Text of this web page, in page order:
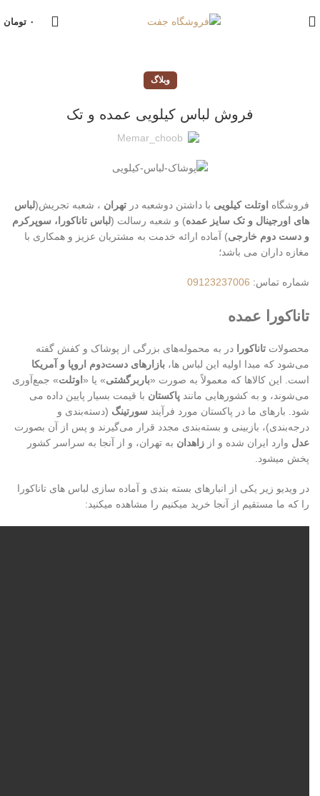
۰ تومان
وبلاگ
فروش لباس کیلویی عمده و تک
Memar_choob
فروشگاه اوتلت کیلویی با داشتن دوشعبه در تهران ، شعبه تجریش(لباس
های اورجینال و تک سایز عمده) و شعبه رسالت (لباس تاناکورا، سوپرکرم
و دست دوم خارجی) آماده ارائه خدمت به مشتریان عزیز و همکاری با
مغازه داران می باشد؛
شماره تماس: 09123237006
تاناکورا عمده
محصولات تاناکورا
در به محموله‌های بزرگی از پوشاک و کفش گفته
می‌شود که مبدا اولیه این لباس ها، بازارهای دست‌دوم اروپا و آمریکا
است. این کالاها که معمولاً به صورت «باربرگشتی» یا « اوتلت» جمع‌آوری
می‌شوند، و به کشورهایی مانند پاکستان با قیمت بسیار پایین داده می
شود. بارهای ما در پاکستان مورد فرآیند سورتینگ (دسته‌بندی و
درجه‌بندی)، بازبینی و بسته‌بندی مجدد قرار می‌گیرند و پس از آن بصورت
عدل وارد ایران شده و از زاهدان به تهران، و از آنجا به سراسر کشور
پخش میشود.
در ویدیو زیر یکی از انبارهای بسته بندی و آماده سازی لباس های تاناکورا
را که ما مستقیم از آنجا خرید میکنیم را مشاهده میکنید: